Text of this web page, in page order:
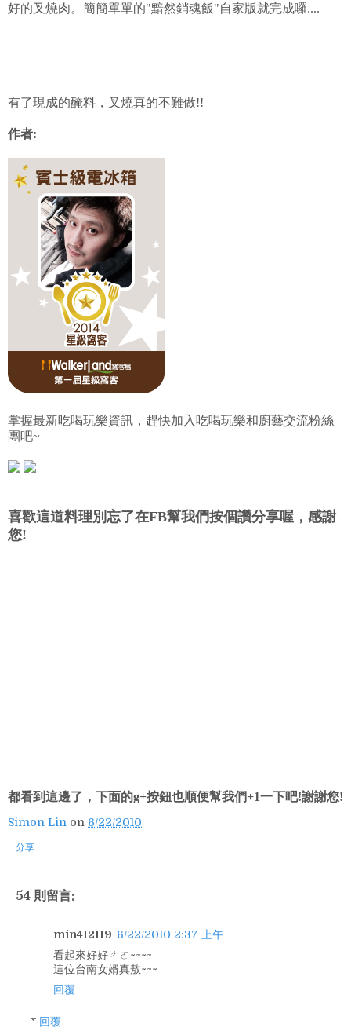
好的叉燒肉。簡簡單單的"黯然銷魂飯"自家版就完成囉....
有了現成的醃料，叉燒真的不難做!!
作者:
掌握最新吃喝玩樂資訊，趕快加入吃喝玩樂和廚藝交流粉絲
團吧~
喜歡這道料理別忘了在FB幫我們按個讚分享喔，感謝
您!
都看到這邊了，下面的g+按鈕也順便幫我們+1一下吧!謝謝您!
Simon Lin on 6/22/2010
分享
54 則留言:
min412119 6/22/2010 2:37 上午
看起來好好ㄔㄛ~~~~
這位台南女婿真敖~~~
回覆
回覆